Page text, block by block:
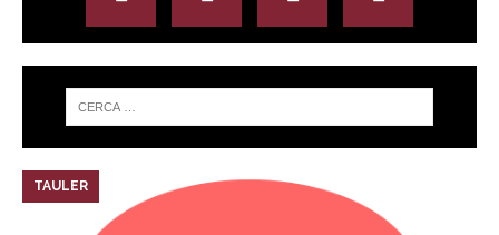
TAULER